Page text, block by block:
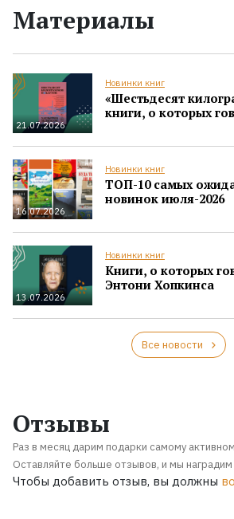
Материалы
21.07.2026
Новинки книг
«Шестьдесят
книги, о которых
16.07.2026
Новинки книг
ТОП-10 самых
новинок июля-2026
13.07.2026
Новинки книг
Книги, о которых
Энтони Хопкинса
Все новости
Отзывы
Раз в месяц дарим подарки самому
Оставляйте больше отзывов, и мы наградим
Чтобы добавить отзыв, вы должны